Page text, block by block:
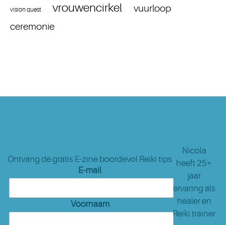
vision quest vrouwencirkel
vuurloop
ceremonie
Ontvang de gratis E-zine boordevol Reiki tips
E-mail
Voornaam
Nicola
heeft 25+
jaar
ervaring als
healer en
Reiki trainer